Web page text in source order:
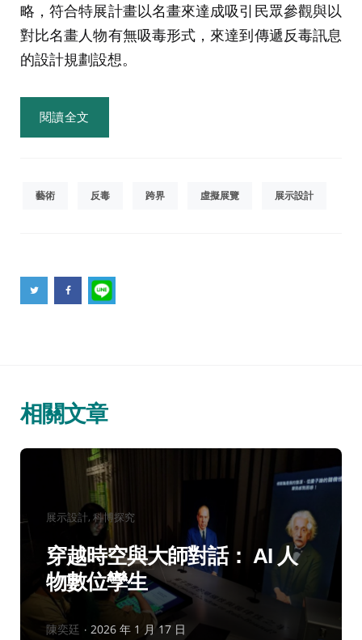
略，符合特展計畫以名畫來達成吸引民眾參觀與以
對比名畫人物有無吸毒形式，來達到傳遞反毒訊息
的設計規劃設想。
閱讀全文
藝術 反毒 跨界 虛擬展覽 展示設計
相關文章
分
類：
展示設計 科博探究
穿越時空與大師對話： AI 人
物數位孿生
作
陳奕廷 2026 年 1 月 17 日